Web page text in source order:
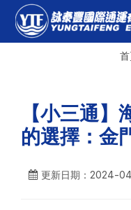
【小三通
的選擇：金
更新日期：2024-